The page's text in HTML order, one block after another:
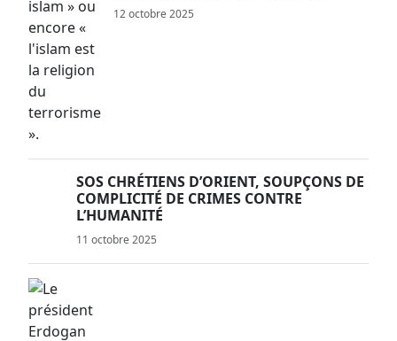
12 octobre 2025
SOS CHRÉTIENS D’ORIENT, SOUPÇONS DE
COMPLICITÉ DE CRIMES CONTRE
L’HUMANITÉ
11 octobre 2025